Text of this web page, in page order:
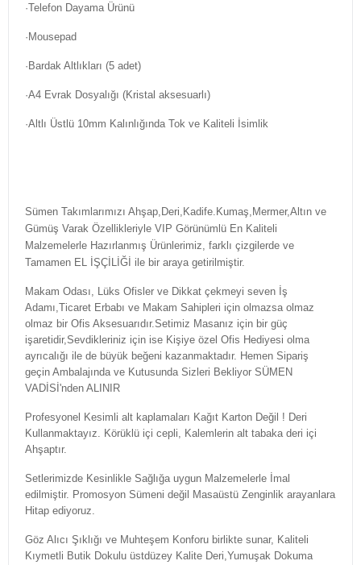
·Telefon Dayama Ürünü
·Mousepad
·Bardak Altlıkları (5 adet)
·A4 Evrak Dosyalığı (Kristal aksesuarlı)
·Altlı Üstlü 10mm Kalınlığında Tok ve Kaliteli İsimlik
Sümen Takımlarımızı Ahşap,Deri,Kadife.Kumaş,Mermer,Altın ve
Gümüş Varak Özellikleriyle VIP Görünümlü En Kaliteli
Malzemelerle Hazırlanmış Ürünlerimiz, farklı çizgilerde ve
Tamamen EL İŞÇİLİĞİ ile bir araya getirilmiştir.
Makam Odası, Lüks Ofisler ve Dikkat çekmeyi seven İş
Adamı,Ticaret Erbabı ve Makam Sahipleri için olmazsa olmaz
olmaz bir Ofis Aksesuarıdır.Setimiz Masanız için bir güç
işaretidir,Sevdikleriniz için ise Kişiye özel Ofis Hediyesi olma
ayrıcalığı ile de büyük beğeni kazanmaktadır. Hemen Sipariş
geçin Ambalajında ve Kutusunda Sizleri Bekliyor SÜMEN
VADİSİ'nden ALINIR
Profesyonel Kesimli alt kaplamaları Kağıt Karton Değil ! Deri
Kullanmaktayız. Körüklü içi cepli, Kalemlerin alt tabaka deri içi
Ahşaptır.
Setlerimizde Kesinlikle Sağlığa uygun Malzemelerle İmal
edilmiştir. Promosyon Sümeni değil Masaüstü Zenginlik arayanlara
Hitap ediyoruz.
Göz Alıcı Şıklığı ve Muhteşem Konforu birlikte sunar, Kaliteli
Kıymetli Butik Dokulu üstdüzey Kalite Deri,Yumuşak Dokuma